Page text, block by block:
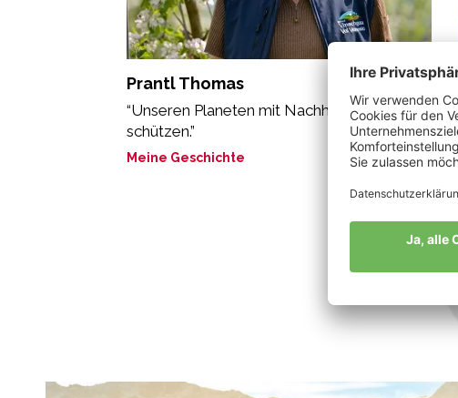
Prantl Thomas
“Unseren Planeten mit Nachhaltigkeit
schützen.”
Meine Geschichte